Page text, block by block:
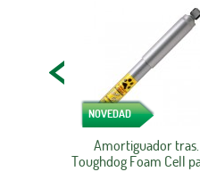
NOVEDAD
Amortiguador tras.
Toughdog Foam Cell